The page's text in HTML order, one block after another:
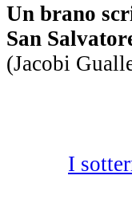
Un brano
San
(Jacobi
I